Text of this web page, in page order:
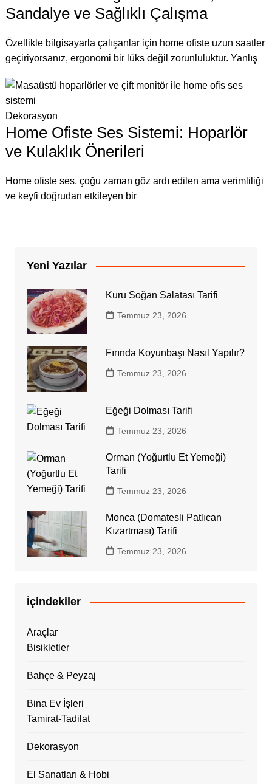
Sandalye ve Sağlıklı Çalışma
Özellikle bilgisayarla çalışanlar için home ofiste uzun saatler
geçiriyorsanız, ergonomi bir lüks değil zorunluluktur. Yanlış
Dekorasyon
Home Ofiste Ses Sistemi: Hoparlör
ve Kulaklık Önerileri
Home ofiste ses, çoğu zaman göz ardı edilen ama verimliliği
ve keyfi doğrudan etkileyen bir
Yeni Yazılar
Kuru Soğan Salatası Tarifi
Temmuz 23, 2026
Fırında Koyunbaşı Nasıl Yapılır?
Temmuz 23, 2026
Eğeği Dolması Tarifi
Temmuz 23, 2026
Orman (Yoğurtlu Et Yemeği)
Tarifi
Temmuz 23, 2026
Monca (Domatesli Patlıcan
Kızartması) Tarifi
Temmuz 23, 2026
İçindekiler
Araçlar
Bisikletler
Bahçe & Peyzaj
Bina Ev İşleri
Tamirat-Tadilat
Dekorasyon
El Sanatları & Hobi